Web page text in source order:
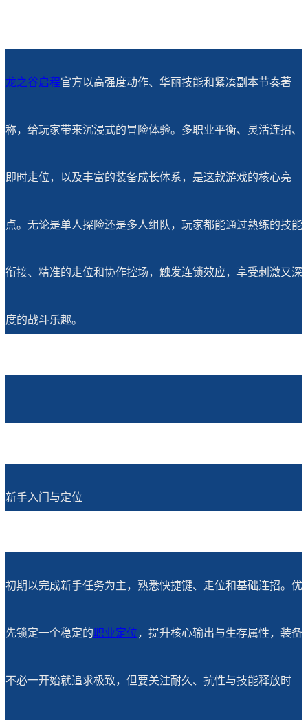
龙之谷启程官方以高强度动作、华丽技能和紧凑副本节奏著
称，给玩家带来沉浸式的冒险体验。多职业平衡、灵活连招、
即时走位，以及丰富的装备成长体系，是这款游戏的核心亮
点。无论是单人探险还是多人组队，玩家都能通过熟练的技能
衔接、精准的走位和协作控场，触发连锁效应，享受刺激又深
度的战斗乐趣。
新手入门与定位
初期以完成新手任务为主，熟悉快捷键、走位和基础连招。优
先锁定一个稳定的职业定位，提升核心输出与生存属性，装备
不必一开始就追求极致，但要关注耐久、抗性与技能释放时